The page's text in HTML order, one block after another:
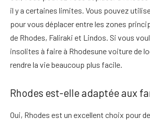
il y a certaines limites. Vous pouvez
pour vous déplacer entre les zones
de Rhodes, Faliraki et Lindos. Si vous
insolites à faire à Rhodesune voiture de
rendre la vie beaucoup plus facile.
Rhodes est-elle adaptée aux
Oui, Rhodes est un excellent choix pour